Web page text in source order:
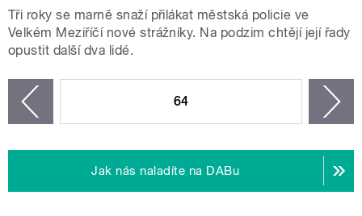
Tři roky se marně snaží přilákat městská policie ve
Velkém Meziříčí nové strážníky. Na podzim chtějí její řady
opustit další dva lidé.
64
Jak nás naladíte na DABu